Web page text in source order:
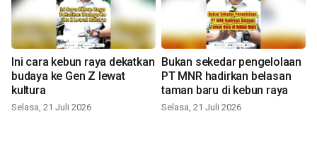
Ini cara kebun raya dekatkan
budaya ke Gen Z lewat
kultura
Selasa, 21 Juli 2026
Bukan sekedar pengelolaan
PT MNR hadirkan belasan
taman baru di kebun raya
Selasa, 21 Juli 2026